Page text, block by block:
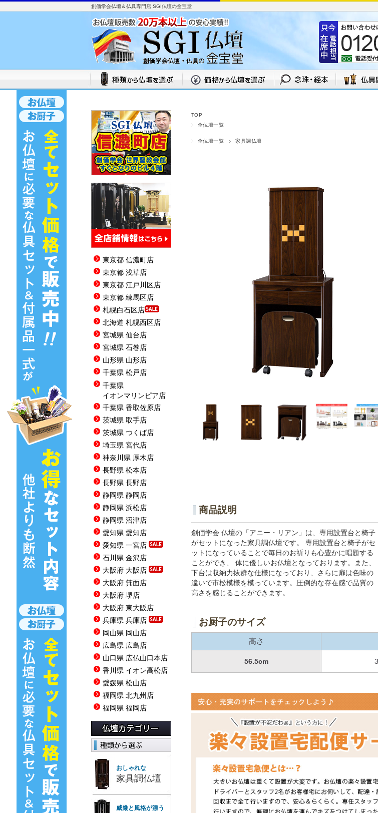
創価学会仏壇＆仏具専門店 SGI仏壇の金宝堂
TOP
全仏壇一覧
全仏壇一覧 家具調仏壇
商品説明
創価学会 仏壇の「アニー・リアン」は、専用設置台と椅子
がセットになった家具調仏壇です。 専用設置台と椅子がセ
ットになっていることで毎日のお祈りも心豊かに唱題する
ことができ、 体に優しいお仏壇となっております。また、
下台は収納力抜群な仕様になっており、さらに扉は色味の
違いで市松模様を模っています。圧倒的な存在感で品質の
高さを感じることができます。
お厨子のサイズ
高さ
56.5cm
東京都 信濃町店
東京都 浅草店
東京都 江戸川区店
東京都 練馬区店
札幌白石区店
北海道 札幌西区店
宮城県 仙台店
宮城県 石巻店
山形県 山形店
千葉県 松戸店
千葉県
イオンマリンピア店
千葉県 香取佐原店
茨城県 取手店
茨城県 つくば店
埼玉県 宮代店
神奈川県 厚木店
長野県 松本店
長野県 長野店
静岡県 静岡店
静岡県 浜松店
静岡県 沼津店
愛知県 愛知店
愛知県 一宮店
石川県 金沢店
大阪府 大阪店
大阪府 箕面店
大阪府 堺店
大阪府 東大阪店
兵庫県 兵庫店
岡山県 岡山店
広島県 広島店
山口県 広仏山口本店
香川県 イオン高松店
愛媛県 松山店
福岡県 北九州店
福岡県 福岡店
おしゃれな
家具調仏壇
威厳と風格が漂う